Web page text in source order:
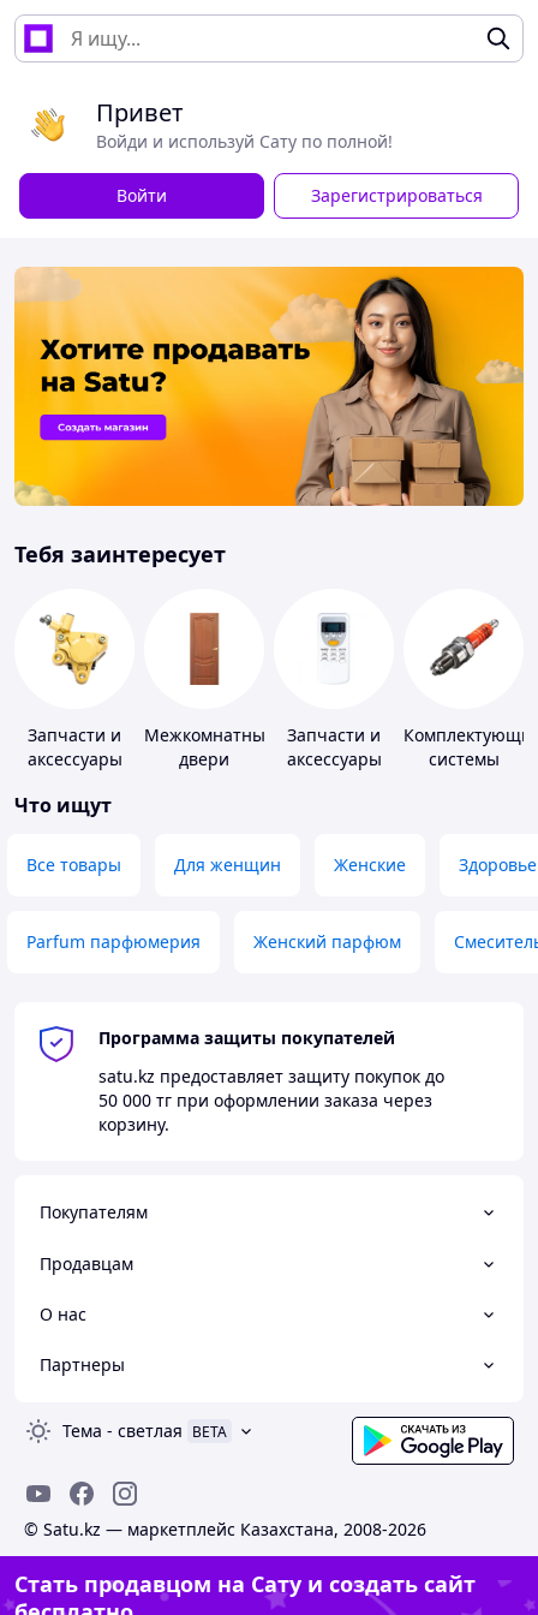
Привет
Войди и используй Сату по полной!
Войти Зарегистрироваться
Тебя заинтересует
Запчасти и
аксессуары
Межкомнатные
двери
Запчасти и
аксессуары
системы
Что ищут
Все товары Для женщин Женские Здоровье
Parfum парфюмерия Женский парфюм
Программа защиты покупателей
satu.kz предоставляет защиту покупок до
50 000 тг при оформлении заказа через
корзину.
Покупателям
Продавцам
О нас
Партнеры
Тема - светлая BETA
© Satu.kz — маркетплейс Казахстана, 2008-2026
Стать продавцом на Сату и создать сайт